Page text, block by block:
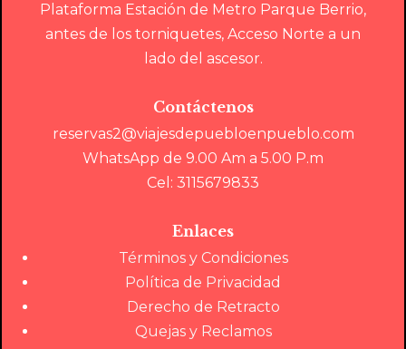
Plataforma Estación de Metro Parque Berrio,
antes de los torniquetes, Acceso Norte a un
lado del ascesor.
Contáctenos
reservas2@viajesdepuebloenpueblo.com
WhatsApp de 9.00 Am a 5.00 P.m
Cel: 3115679833
Enlaces
Términos y Condiciones
Política de Privacidad
Derecho de Retracto
Quejas y Reclamos